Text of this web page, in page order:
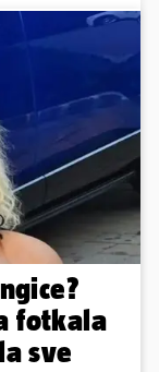
fotkala
sve